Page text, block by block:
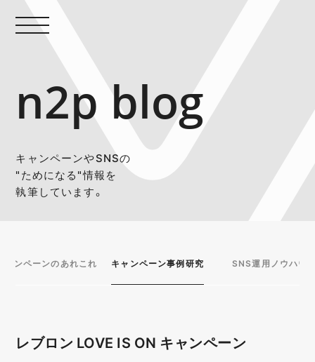
n2p blog
キャンペーンやSNSの
"ためになる"情報を
執筆しています。
ャンペーンのあれこれ キャンペーン事例研究 SNS運用ノウハウ
レブロン LOVE IS ON キャンペーン